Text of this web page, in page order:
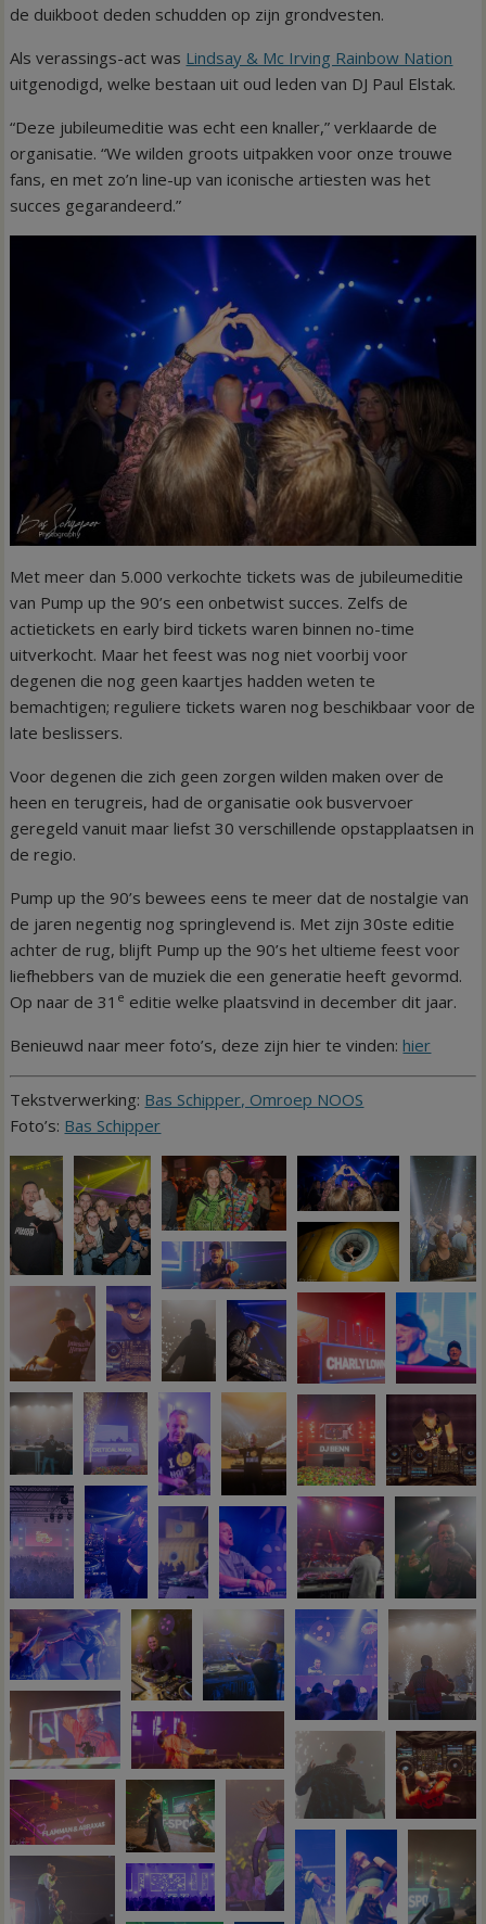
de duikboot deden schudden op zijn grondvesten.
Als verassings-act was Lindsay & Mc Irving Rainbow Nation
uitgenodigd, welke bestaan uit oud leden van DJ Paul Elstak.
“Deze jubileumeditie was echt een knaller,” verklaarde de
organisatie. “We wilden groots uitpakken voor onze trouwe
fans, en met zo’n line-up van iconische artiesten was het
succes gegarandeerd.”
Met meer dan 5.000 verkochte tickets was de jubileumeditie
van Pump up the 90’s een onbetwist succes. Zelfs de
actietickets en early bird tickets waren binnen no-time
uitverkocht. Maar het feest was nog niet voorbij voor
degenen die nog geen kaartjes hadden weten te
bemachtigen; reguliere tickets waren nog beschikbaar voor de
late beslissers.
Voor degenen die zich geen zorgen wilden maken over de
heen en terugreis, had de organisatie ook busvervoer
geregeld vanuit maar liefst 30 verschillende opstapplaatsen in
de regio.
Pump up the 90’s bewees eens te meer dat de nostalgie van
de jaren negentig nog springlevend is. Met zijn 30ste editie
achter de rug, blijft Pump up the 90’s het ultieme feest voor
liefhebbers van de muziek die een generatie heeft gevormd.
Op naar de 31 e editie welke plaatsvind in december dit jaar.
Benieuwd naar meer foto’s, deze zijn hier te vinden:hier
Tekstverwerking: Bas Schipper, Omroep NOOS
Foto’s: Bas Schipper